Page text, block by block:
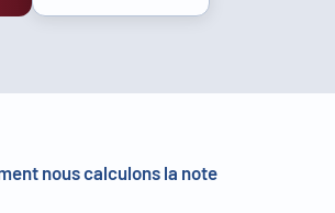
nous calculons la note